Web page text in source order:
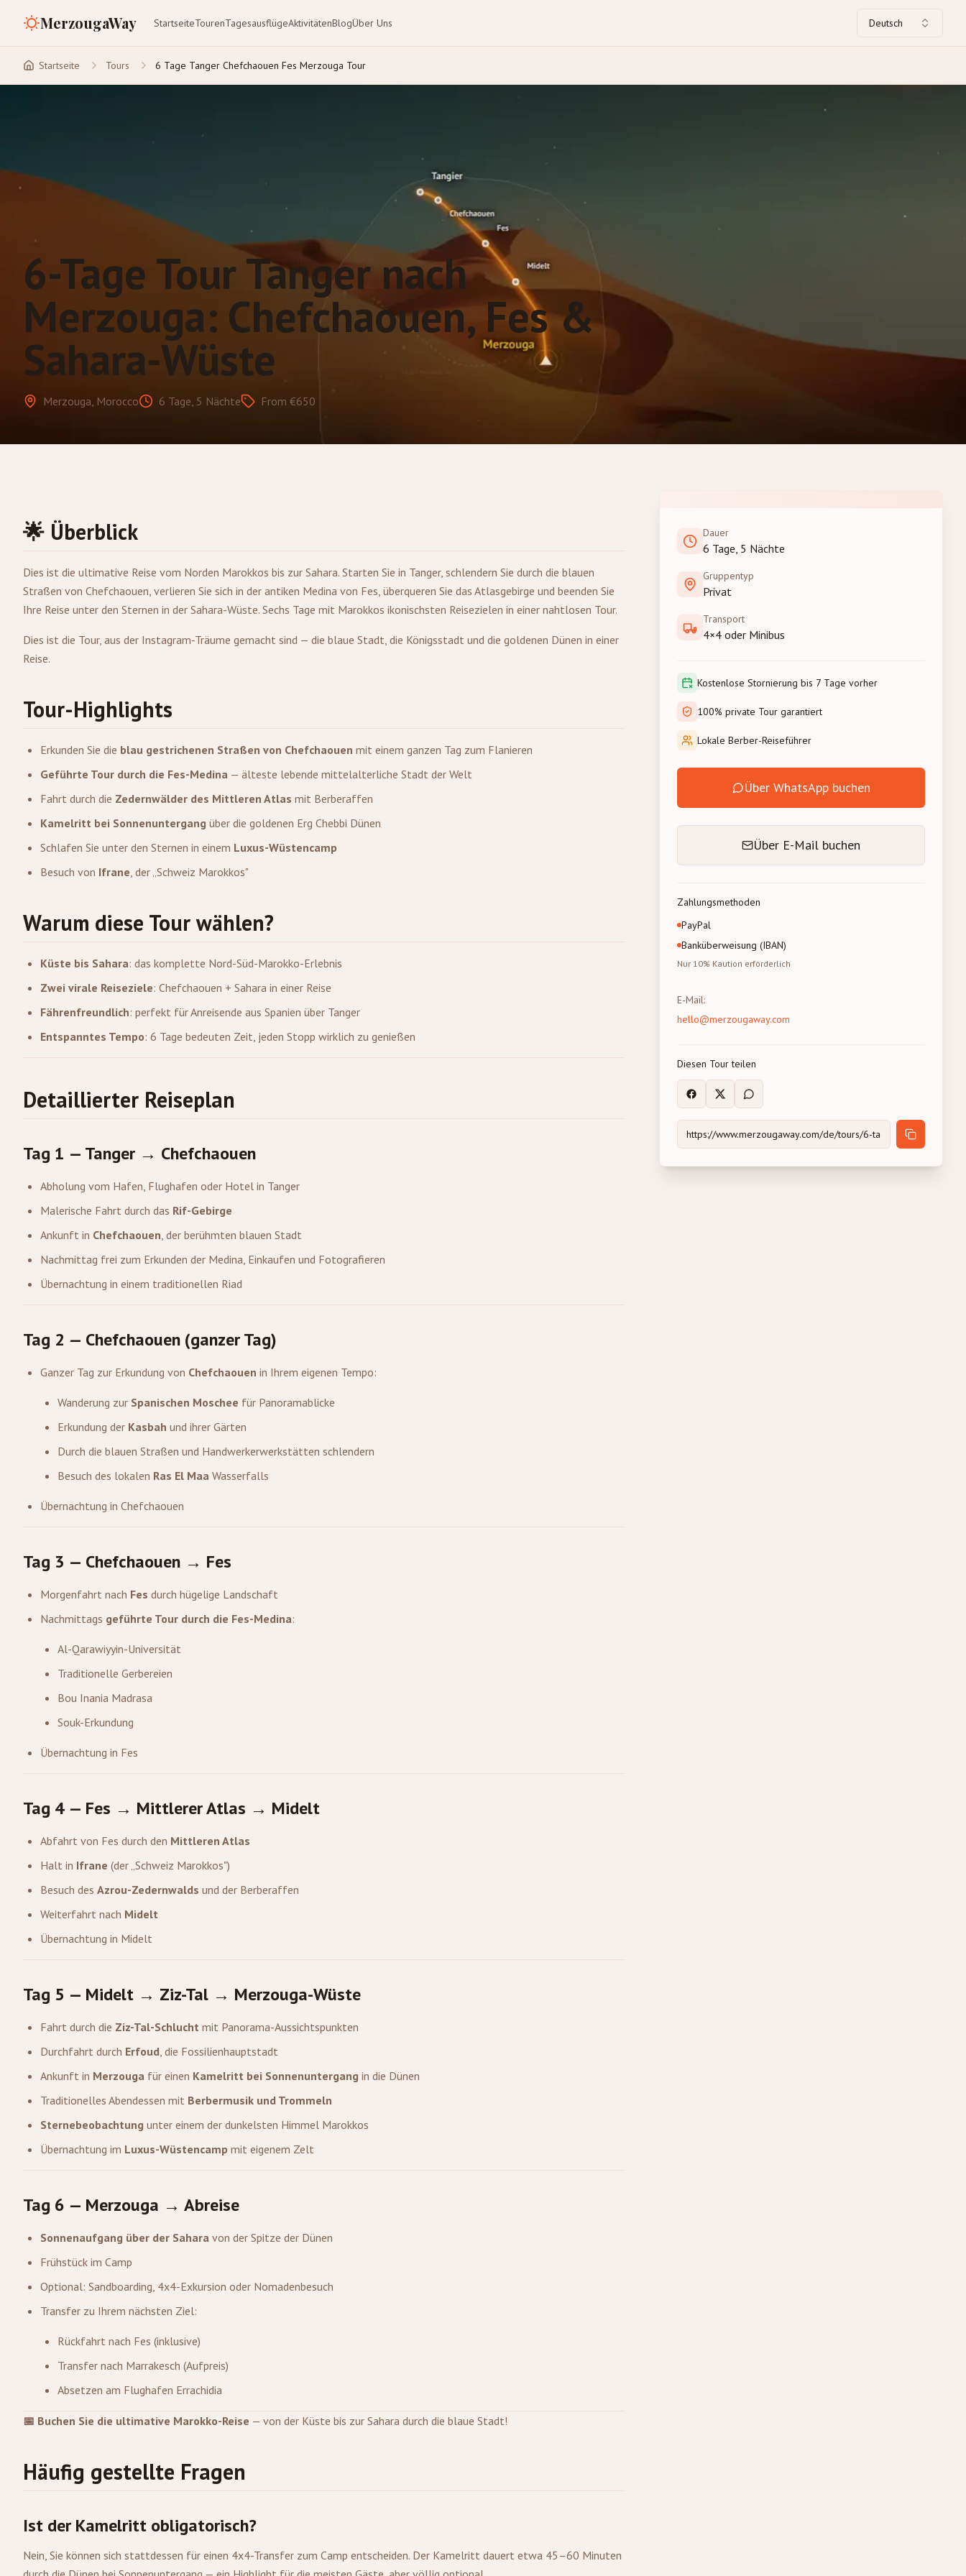
MerzougaWay StartseiteTourenTagesausflügeAktivitätenBlogÜber Uns Deutsch
Startseite Tours 6 Tage Tanger Chefchaouen Fes Merzouga Tour
6-Tage Tour Tanger nach
Merzouga: Chefchaouen, Fes &
Sahara-Wüste
Merzouga, Morocco 6 Tage, 5 Nächte From €650
🌟 Überblick
Dies ist die ultimative Reise vom Norden Marokkos bis zur Sahara. Starten Sie in Tanger, schlendern Sie durch die blauen
Straßen von Chefchaouen, verlieren Sie sich in der antiken Medina von Fes, überqueren Sie das Atlasgebirge und beenden Sie
Ihre Reise unter den Sternen in der Sahara-Wüste. Sechs Tage mit Marokkos ikonischsten Reisezielen in einer nahtlosen Tour.
Dies ist die Tour, aus der Instagram-Träume gemacht sind — die blaue Stadt, die Königsstadt und die goldenen Dünen in einer
Reise.
Tour-Highlights
Erkunden Sie die blau gestrichenen Straßen von Chefchaouen mit einem ganzen Tag zum Flanieren
Geführte Tour durch die Fes-Medina — älteste lebende mittelalterliche Stadt der Welt
Fahrt durch die Zedernwälder des Mittleren Atlas mit Berberaffen
Kamelritt bei Sonnenuntergang über die goldenen Erg Chebbi Dünen
Schlafen Sie unter den Sternen in einem Luxus-Wüstencamp
Besuch von Ifrane, der „Schweiz Marokkos"
Warum diese Tour wählen?
Küste bis Sahara: das komplette Nord-Süd-Marokko-Erlebnis
Zwei virale Reiseziele: Chefchaouen + Sahara in einer Reise
Fährenfreundlich: perfekt für Anreisende aus Spanien über Tanger
Entspanntes Tempo: 6 Tage bedeuten Zeit, jeden Stopp wirklich zu genießen
Detaillierter Reiseplan
Tag 1 — Tanger → Chefchaouen
Abholung vom Hafen, Flughafen oder Hotel in Tanger
Malerische Fahrt durch das Rif-Gebirge
Ankunft in Chefchaouen, der berühmten blauen Stadt
Nachmittag frei zum Erkunden der Medina, Einkaufen und Fotografieren
Übernachtung in einem traditionellen Riad
Tag 2 — Chefchaouen (ganzer Tag)
Ganzer Tag zur Erkundung von Chefchaouen in Ihrem eigenen Tempo:
Wanderung zur Spanischen Moschee für Panoramablicke
Erkundung der Kasbah und ihrer Gärten
Durch die blauen Straßen und Handwerkerwerkstätten schlendern
Besuch des lokalen Ras El Maa Wasserfalls
Übernachtung in Chefchaouen
Tag 3 — Chefchaouen → Fes
Morgenfahrt nach Fes durch hügelige Landschaft
Nachmittags geführte Tour durch die Fes-Medina:
Al-Qarawiyyin-Universität
Traditionelle Gerbereien
Bou Inania Madrasa
Souk-Erkundung
Übernachtung in Fes
Tag 4 — Fes → Mittlerer Atlas → Midelt
Abfahrt von Fes durch den Mittleren Atlas
Halt in Ifrane (der „Schweiz Marokkos")
Besuch des Azrou-Zedernwalds und der Berberaffen
Weiterfahrt nach Midelt
Übernachtung in Midelt
Tag 5 — Midelt → Ziz-Tal → Merzouga-Wüste
Fahrt durch die Ziz-Tal-Schlucht mit Panorama-Aussichtspunkten
Durchfahrt durch Erfoud, die Fossilienhauptstadt
Ankunft in Merzouga für einen Kamelritt bei Sonnenuntergang in die Dünen
Traditionelles Abendessen mit Berbermusik und Trommeln
Sternebeobachtung unter einem der dunkelsten Himmel Marokkos
Übernachtung im Luxus-Wüstencamp mit eigenem Zelt
Tag 6 — Merzouga → Abreise
Sonnenaufgang über der Sahara von der Spitze der Dünen
Frühstück im Camp
Optional: Sandboarding, 4x4-Exkursion oder Nomadenbesuch
Transfer zu Ihrem nächsten Ziel:
Rückfahrt nach Fes (inklusive)
Transfer nach Marrakesch (Aufpreis)
Absetzen am Flughafen Errachidia
📅 Buchen Sie die ultimative Marokko-Reise — von der Küste bis zur Sahara durch die blaue Stadt!
Häufig gestellte Fragen
Ist der Kamelritt obligatorisch?
Nein, Sie können sich stattdessen für einen 4x4-Transfer zum Camp entscheiden. Der Kamelritt dauert etwa 45–60 Minuten
Dauer
6 Tage, 5 Nächte
Gruppentyp
Privat
Transport
4×4 oder Minibus
Kostenlose Stornierung bis 7 Tage vorher
100% private Tour garantiert
Lokale Berber-Reiseführer
Über WhatsApp buchen
Über E-Mail buchen
Zahlungsmethoden
PayPal
Banküberweisung (IBAN)
Nur 10% Kaution erforderlich
E-Mail:
hello@merzougaway.com
Diesen Tour teilen